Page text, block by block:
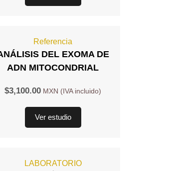
Referencia
DEL EXOMA DE
ADN MITOCONDRIAL
$3,100.00
Ver estudio
LABORATORIO